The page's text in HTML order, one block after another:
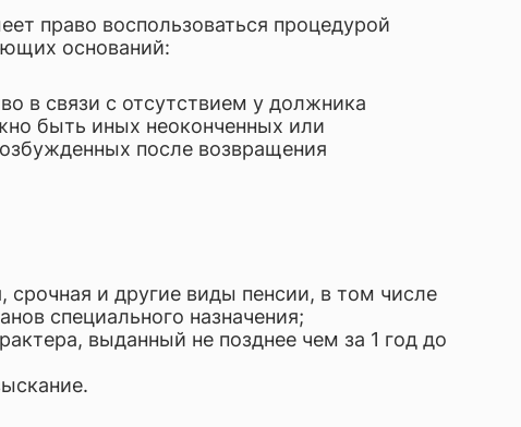
право воспользоваться процедурой
оснований:
в связи с отсутствием у должника
быть иных неоконченных или
после возвращения
срочная и другие виды пенсии, в том числе
специального назначения;
выданный не позднее чем за 1 год до